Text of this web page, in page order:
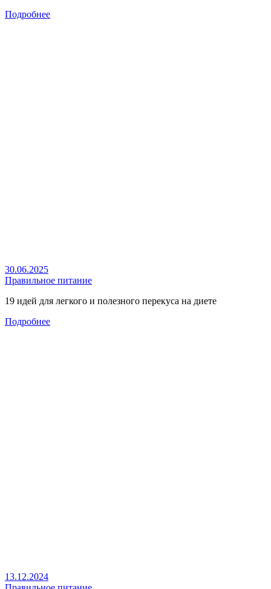
Подробнее
30.06.2025
Правильное питание
19 идей для легкого и полезного перекуса на диете
Подробнее
13.12.2024